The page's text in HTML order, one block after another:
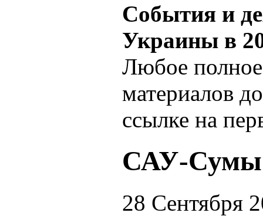
События и
Украины в
Любое полное
материалов
ссылке на
САУ-Сумы
28 Сентября